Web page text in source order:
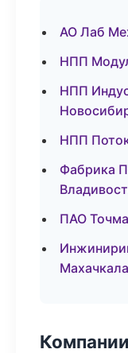
АО Лаб
НПП
НПП
НПП
Фабрика
ПАО
Махачкала